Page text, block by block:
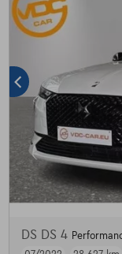
DS DS 4